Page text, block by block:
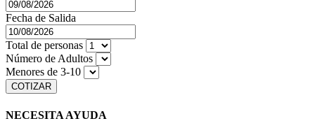
Fecha de Salida
Total de personas
Número de Adultos
Menores de 3-10
COTIZAR
NECESITA AYUDA